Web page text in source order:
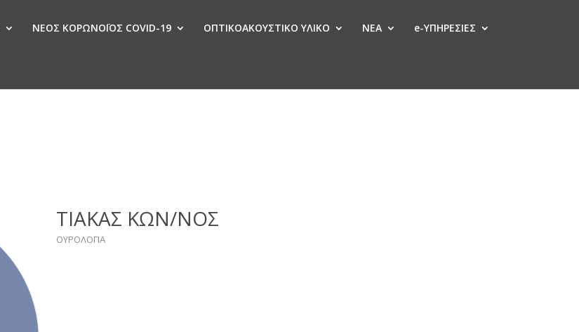
ΝΕΟΣ ΚΟΡΩΝΟΪΟΣ COVID-19 ΟΠΤΙΚΟΑΚΟΥΣΤΙΚΟ ΥΛΙΚΟ ΝΕΑ e-ΥΠΗΡΕΣΙΕΣ
ΤΙΑΚΑΣ ΚΩΝ/ΝΟΣ
ΟΥΡΟΛΟΓΙΑ